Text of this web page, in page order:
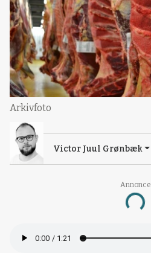
Annonce
Loading...
Arkivfoto
Victor Juul Grønbæk